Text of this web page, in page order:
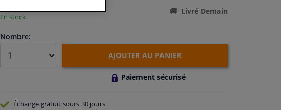
En stock
Livré Demain
Nombre:
AJOUTER AU PANIER
Paiement sécurisé
Échange gratuitsours 30 jours